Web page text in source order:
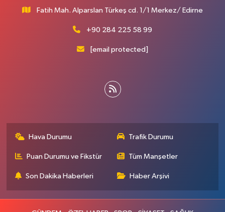
Fatih Mah. Alparslan Türkeş cd. 1/1 Merkez/ Edirne
+90 284 225 58 99
[email protected]
Hava Durumu Trafik Durumu
Puan Durumu ve Fikstür Tüm Manşetler
Son Dakika Haberleri Haber Arşivi